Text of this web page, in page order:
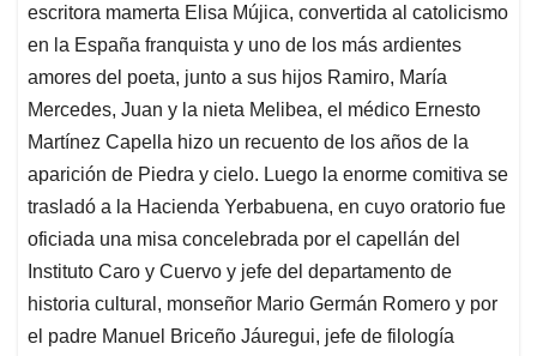
escritora mamerta Elisa Mújica, convertida al catolicismo
en la España franquista y uno de los más ardientes
amores del poeta, junto a sus hijos Ramiro, María
Mercedes, Juan y la nieta Melibea, el médico Ernesto
Martínez Capella hizo un recuento de los años de la
aparición de Piedra y cielo. Luego la enorme comitiva se
trasladó a la Hacienda Yerbabuena, en cuyo oratorio fue
oficiada una misa concelebrada por el capellán del
Instituto Caro y Cuervo y jefe del departamento de
historia cultural, monseñor Mario Germán Romero y por
el padre Manuel Briceño Jáuregui, jefe de filología